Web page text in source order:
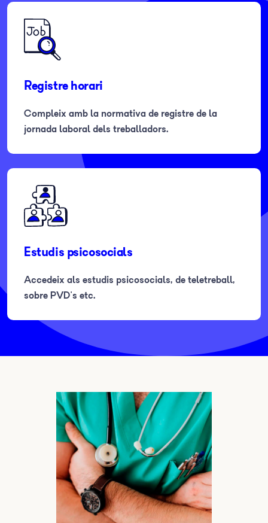
Registre horari
Compleix amb la normativa de registre de la
jornada laboral dels treballadors.
Estudis psicosocials
Accedeix als estudis psicosocials, de teletreball,
sobre PVD's etc.